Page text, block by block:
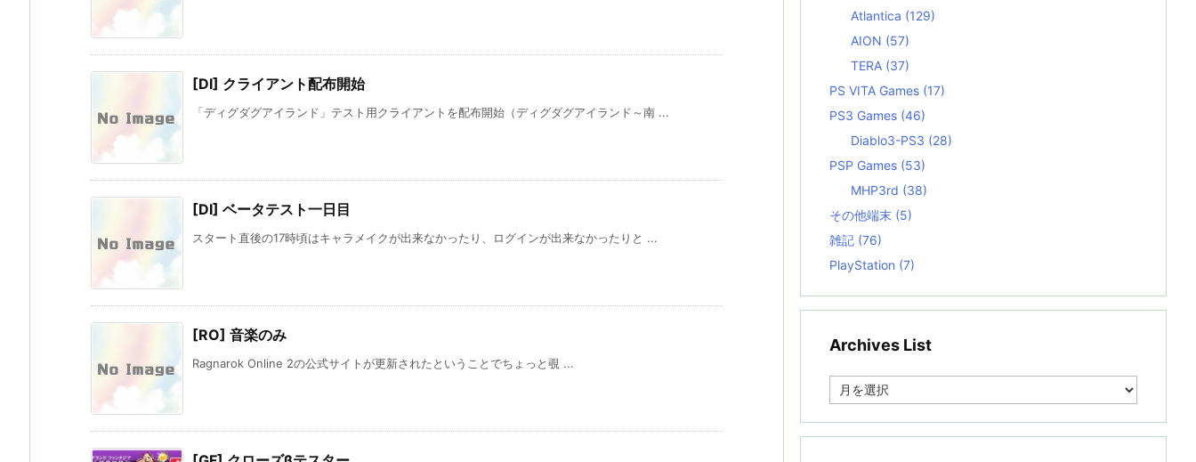
[DI] クライアント配布開始
「ディグダグアイランド」テスト用クライアントを配布開始（ディグダグアイランド～南 ...
[DI] ベータテスト一日目
スタート直後の17時頃はキャラメイクが出来なかったり、ログインが出来なかったりと ...
[RO] 音楽のみ
Ragnarok Online 2の公式サイトが更新されたということでちょっと覗 ...
Atlantica (129)
AION (57)
TERA (37)
PS VITA Games (17)
PS3 Games (46)
Diablo3-PS3 (28)
PSP Games (53)
MHP3rd (38)
その他端末 (5)
雑記 (76)
PlayStation (7)
Archives List